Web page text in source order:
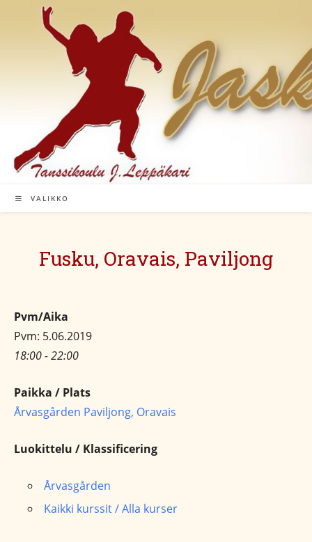
VALIKKO
Fusku, Oravais, Paviljong
Pvm/Aika
Pvm: 5.06.2019
18:00 - 22:00
Paikka / Plats
Årvasgården Paviljong, Oravais
Luokittelu / Klassificering
Årvasgården
Kaikki kurssit / Alla kurser